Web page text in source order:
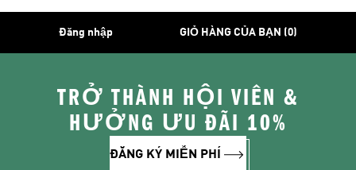
Đăng nhập GIỎ HÀNG CỦA BẠN (0)
TRỞ THÀNH HỘI VIÊN &
HƯỞNG ƯU ĐÃI 10%
ĐĂNG KÝ MIỄN PHÍ